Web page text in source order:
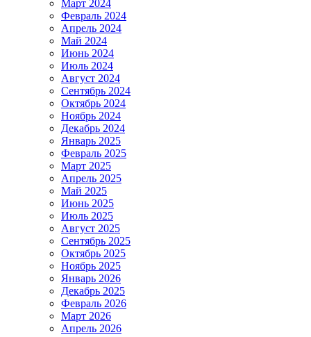
Март 2024
Февраль 2024
Апрель 2024
Май 2024
Июнь 2024
Июль 2024
Август 2024
Сентябрь 2024
Октябрь 2024
Ноябрь 2024
Декабрь 2024
Январь 2025
Февраль 2025
Март 2025
Апрель 2025
Май 2025
Июнь 2025
Июль 2025
Август 2025
Сентябрь 2025
Октябрь 2025
Ноябрь 2025
Январь 2026
Декабрь 2025
Февраль 2026
Март 2026
Апрель 2026